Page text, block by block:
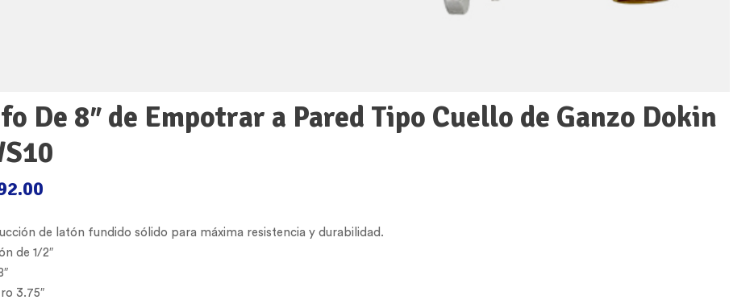
De 8″ de Empotrar a Pared Tipo Cuello de Ganzo Dokin
de latón fundido sólido para máxima resistencia y durabilidad.
de 1/2″
3.75″